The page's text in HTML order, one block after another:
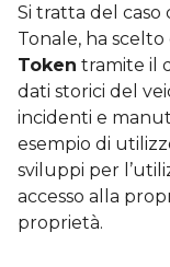
Si tratta del caso
Tonale, ha scelto
Token tramite il
dati storici del
incidenti e
esempio di
sviluppi per
accesso alla
proprietà.